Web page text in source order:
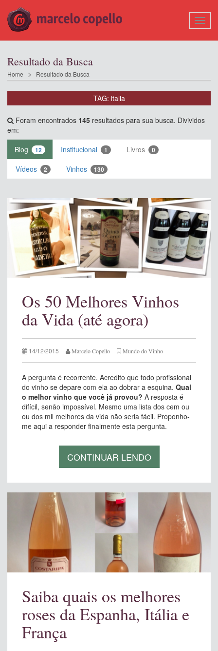
Resultado da Busca
Home Resultado da Busca
TAG: italia
Foram encontrados 145 resultados para sua busca. Divividos
em:
Blog
12 Institucional 1 Livros 0
Vídeos 2 Vinhos 130
Os 50 Melhores Vinhos
da Vida (até agora)
14/12/2015 Marcelo Copello Mundo do Vinho
A pergunta é recorrente. Acredito que todo profissional
do vinho se depare com ela ao dobrar a esquina. Qual
o melhor vinho que você já provou? A resposta é
difícil, senão impossível. Mesmo uma lista dos cem ou
ou dos mil melhores da vida não seria fácil. Proponho-
me aqui a responder finalmente esta pergunta.
CONTINUAR LENDO
Saiba quais os melhores
roses da Espanha, Itália e
França